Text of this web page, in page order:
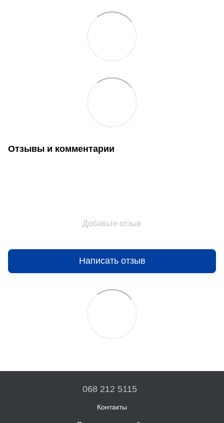
Отзывы и комментарии
Добавьте отзыв
Написать отзыв
068 212 5115
Контакты